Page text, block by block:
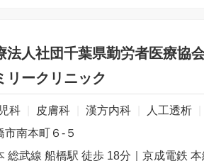
法人社団千葉県勤労者医療協
リークリニック
科 皮膚科 漢方内科 人工透析
南本町６‐５